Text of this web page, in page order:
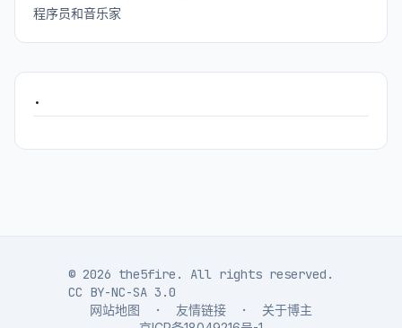
程序员和音乐家
.
© 2026 the5fire. All rights reserved.
CC BY-NC-SA 3.0
网站地图 · 友情链接 · 关于博主